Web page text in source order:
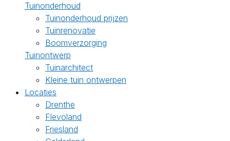
Tuinonderhoud
Tuinonderhoud prijzen
Tuinrenovatie
Boomverzorging
Tuinontwerp
Tuinarchitect
Kleine tuin ontwerpen
Locaties
Drenthe
Flevoland
Friesland